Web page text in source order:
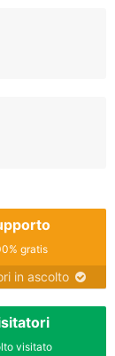
gratis
in ascolto
visitato